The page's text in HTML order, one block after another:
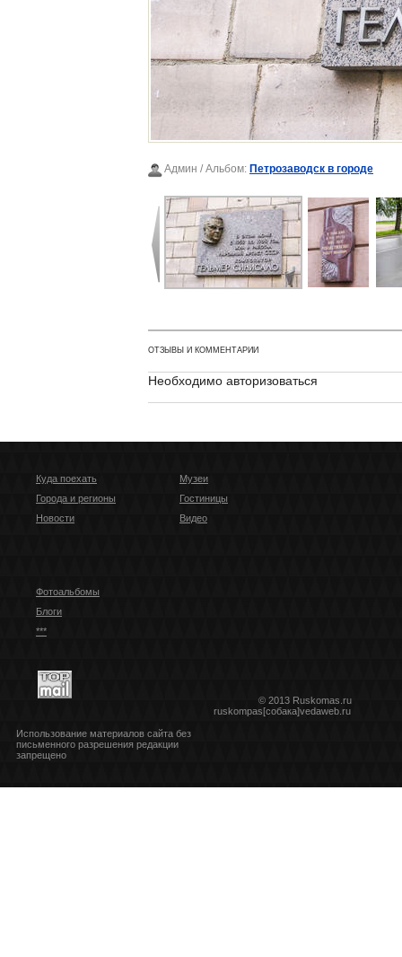
Админ / Альбом: Петрозаводск в городе
ОТЗЫВЫ И КОММЕНТАРИИ
Необходимо авторизоваться
Куда поехать
Города и регионы
Новости
Музеи
Гостиницы
Видео
Фотоальбомы
Блоги
***
© 2013 Ruskomas.ru
ruskompas[собака]vedaweb.ru
Использование материалов сайта без
письменного разрешения редакции
запрещено